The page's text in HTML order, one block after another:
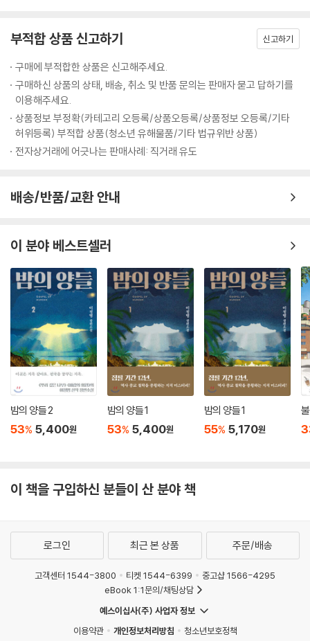
가지는 흔들려서 말하는 것같이
성문 앞 샘물 곁에 서 있는 보리수
나는 그 그늘 아래 단꿈을 보았네
작가는 20년 전 소설을 신문에 연재하며 제목을 슈베르트의 <겨울나그네
>에서 빌려오고, 소설에 등장하는 소제목들 역시 <보리수> <거리의 악사
>와 같이 <겨울나그네> 속의 연가곡 속에서 따왔다. 슈베르트의 <겨울나
미쳐버린 청춘의 절망과 고뇌를 섬세하게 표현한 연가곡집이다. <겨울나
그네>의 절절한 사랑 노래처럼 “가슴 아픈 청춘의 방황과 참혹한 젊은 날
『겨울나그네』의 무서운 문화적 파급력
원 소스 멀티 유즈(OSMU:One Source Multi Use)의 대표 소설
『겨울나그네』의 문화적 확산은 가히 깊고 넓다. 지난 20년 동안 책을 통해
서뿐만 아니라 다양한 문화 장르와 만나며 꾸준한 사랑을 받아왔다. 젊은
날 누구나 한 번쯤 꿈꾸어봤을 아름답고 비극적인 사랑이 절절하게 녹아
있기 때문일 것이다.
1986년에 곽지균 감독, 강석우, 이미숙 주연으로 영화화 되어 대성공을
거두며 지금까지 청춘영화의 고전으로 불리고 있다. 1989년에는 손창민,
김희애 주연으로 드라마화되어 안방 시청자들의 사랑을 받았다. 1997년
에는 윤호진씨의 연출로 서창우, 윤손하가 민우와 다혜의 역할을 맡아 공
애니메이션과 뮤지컬,
『겨울나그네』는 오는 12월에 윤호진씨의 연출로 또 한 번 뮤지컬로 공연된
다. 윤호진씨는 우리나라 연극계를 이끌어온 연출가로 명성황후와 몽유도
원도를 연출하기도 했다.
윤호진씨는 8년 만에 다시 『겨울나그네』를 뮤지컬로 선보이면서 타 장르
와의 절묘한 결합을 시도했다. 뮤지컬과 애니메이션과의 절묘한 만남이 그
하기 위해서였다.
부적합 상품 신고하기 신고하기
구매에 부적합한 상품은 신고해주세요.
구매하신 상품의 상태, 배송, 취소 및 반품 문의는 판매자 묻고 답하기를
이용해주세요.
상품정보 부정확(카테고리 오등록/상품오등록/상품정보 오등록/기타
허위등록) 부적합 상품(청소년 유해물품/기타 법규위반 상품)
전자상거래에 어긋나는 판매사례: 직거래 유도
배송/반품/교환 안내
이 분야 베스트셀러
밤의 양들 2
53% 5,400원
밤의 양들 1
53% 5,400원
밤의 양들 1
55% 5,170원
이 책을 구입하신 분들이 산 분야 책
로그인 최근 본 상품 주문/배송
고객센터 1544-3800 티켓 1544-6399
중고샵 1566-4295
eBook 1:1문의/채팅상담
예스이십사(주) 사업자 정보
이용약관
개인정보처리방침
청소년보호정책